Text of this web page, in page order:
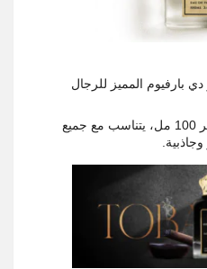
بارفيوم المميز للرجال
العطر ثابت بحجم عبوة كبير 100 مل، يتناسب مع جميع